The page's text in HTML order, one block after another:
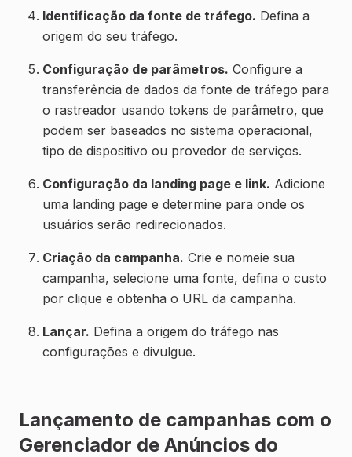
Identificação da fonte de tráfego. Defina a
origem do seu tráfego.
Configuração de parâmetros. Configure a
transferência de dados da fonte de tráfego para
o rastreador usando tokens de parâmetro, que
podem ser baseados no sistema operacional,
tipo de dispositivo ou provedor de serviços.
Configuração da landing page e link. Adicione
uma landing page e determine para onde os
usuários serão redirecionados.
Criação da campanha. Crie e nomeie sua
campanha, selecione uma fonte, defina o custo
por clique e obtenha o URL da campanha.
Lançar. Defina a origem do tráfego nas
configurações e divulgue.
Lançamento de campanhas com o
Gerenciador de Anúncios do